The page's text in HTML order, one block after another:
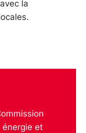
la
énergie et